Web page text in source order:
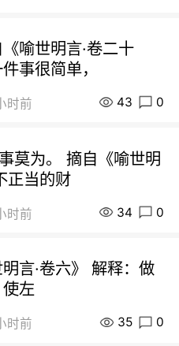
喻世明言·卷二十
事很简单，
时前 43 0
莫为。 摘自《喻世明
正当的财
时前 34 0
言·卷六》 解释：做
左
时前 35 0